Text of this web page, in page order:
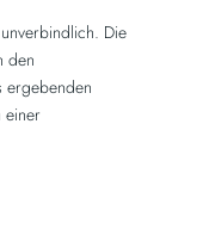
Die
den
ergebenden
einer